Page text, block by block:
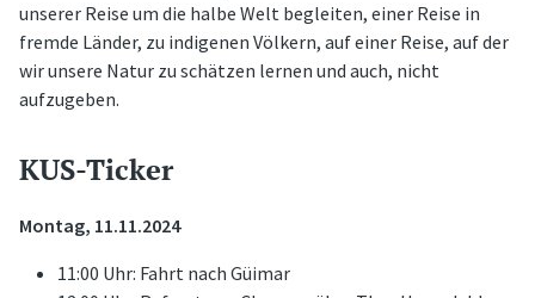
unserer Reise um die halbe Welt begleiten, einer Reise in
fremde Länder, zu indigenen Völkern, auf einer Reise, auf der
wir unsere Natur zu schätzen lernen und auch, nicht
aufzugeben.
KUS-Ticker
Montag, 11.11.2024
11:00 Uhr: Fahrt nach Güimar